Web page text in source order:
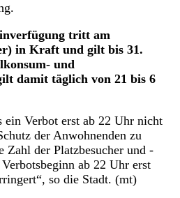
tritt am
in Kraft und gilt bis 31.
und
damit täglich von 21 bis 6
ein Verbot erst ab 22 Uhr nicht
der Anwohnenden zu
Zahl der Platzbesucher und -
ab 22 Uhr erst
so die Stadt. (mt)